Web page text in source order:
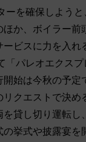
ーを確保しよう
か、ボイラー前
ビスに力を入れ
「パレオエクス
開始は今秋の予定
クエストで決め
貸し切り運転し
挙式や披露宴を